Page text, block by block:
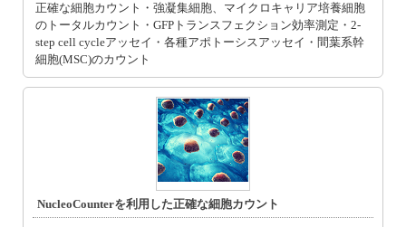
正確な細胞カウント・強凝集細胞、マイクロキャリア培養細胞
のトータルカウント・GFPトランスフェクション効率測定・2-
step cell cycleアッセイ・各種アポトーシスアッセイ・間葉系幹
細胞(MSC)のカウント
NucleoCounterを利用した正確な細胞カウント